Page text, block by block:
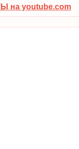
на youtube.com